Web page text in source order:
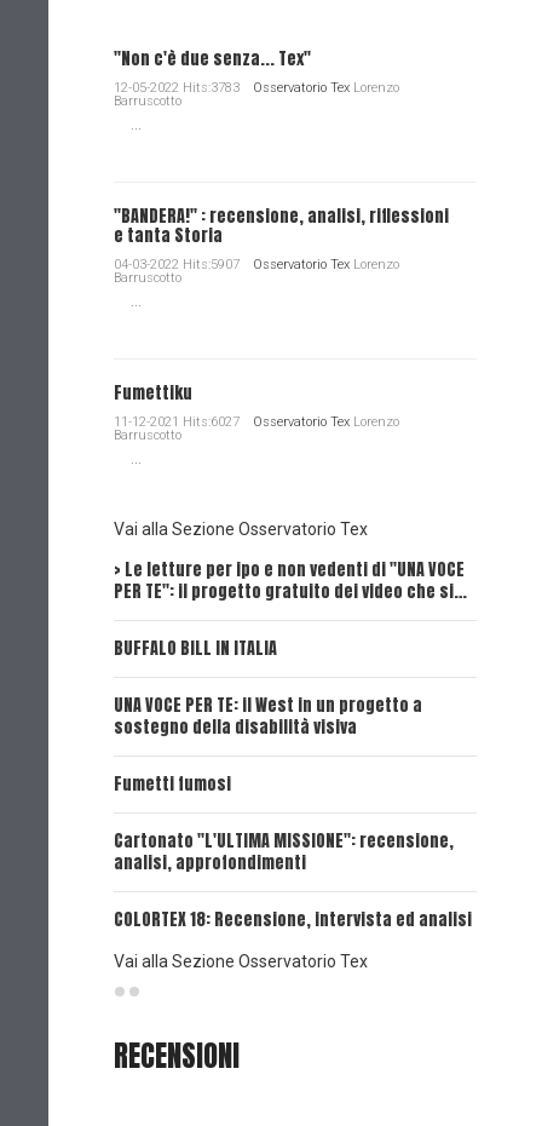
"Non c'è due senza... Tex"
12-05-2022 Hits:3783 Osservatorio Tex Lorenzo
Barruscotto
"BANDERA!" : recensione, analisi, riflessioni
e tanta Storia
04-03-2022 Hits:5907 Osservatorio Tex Lorenzo
Barruscotto
Fumettiku
11-12-2021 Hits:6027 Osservatorio Tex Lorenzo
Barruscotto
Vai alla Sezione Osservatorio Tex
> Le letture per ipo e non vedenti di "UNA VOCE
PER TE": il progetto gratuito dei video che si…
BUFFALO BILL IN ITALIA
UNA VOCE PER TE: il West in un progetto a
sostegno della disabilità visiva
Fumetti fumosi
Cartonato "L'ULTIMA MISSIONE": recensione,
analisi, approfondimenti
COLORTEX 18: Recensione, intervista ed analisi
Vai alla Sezione Osservatorio Tex
RECENSIONI